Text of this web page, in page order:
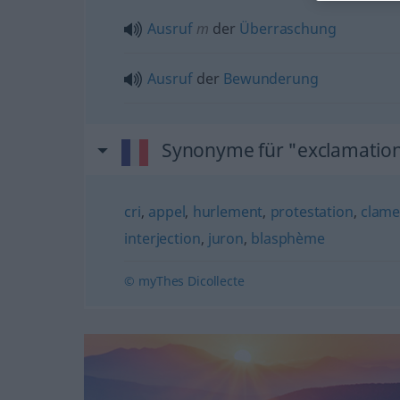
Ausrufm der Überraschung
Ausrufder Bewunderung
Synonyme für
cri, appel, hurlement, protestation,
interjection, juron, blasphème
© myThes Dicollecte